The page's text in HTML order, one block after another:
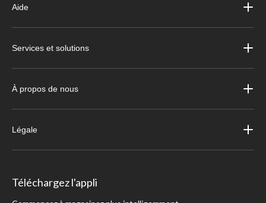
Aide
Services et solutions
À propos de nous
Légale
Téléchargez l'appli